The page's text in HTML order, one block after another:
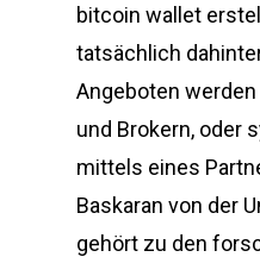
bitcoin wallet
tatsächlich
Angeboten
und Brokern, oder
mittels eines
Baskaran von der
gehört zu den